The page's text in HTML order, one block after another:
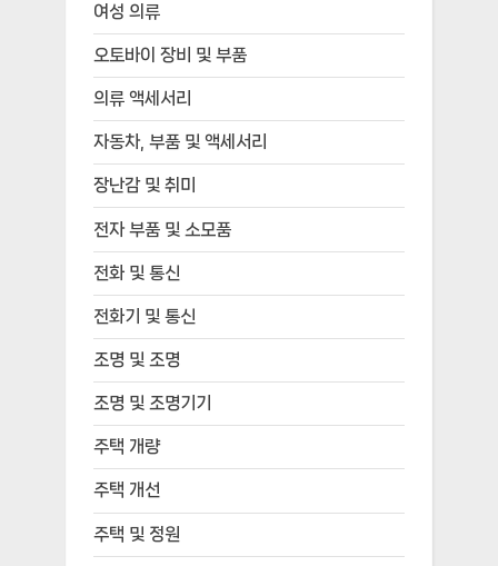
여성 의류
오토바이 장비 및 부품
의류 액세서리
자동차, 부품 및 액세서리
장난감 및 취미
전자 부품 및 소모품
전화 및 통신
전화기 및 통신
조명 및 조명
조명 및 조명기기
주택 개량
주택 개선
주택 및 정원